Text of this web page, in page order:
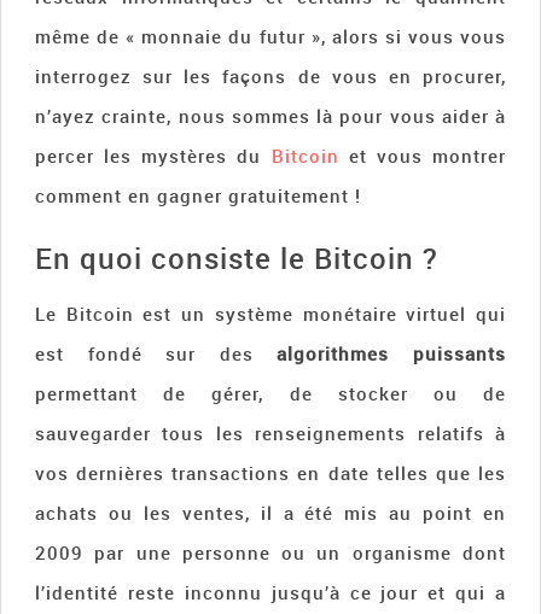
même de « monnaie du futur », alors si vous vous
interrogez sur les façons de vous en procurer,
n’ayez crainte, nous sommes là pour vous aider à
percer les mystères du Bitcoin et vous montrer
comment en gagner gratuitement !
En quoi consiste le Bitcoin ?
Le Bitcoin est un système monétaire virtuel qui
est fondé sur desalgorithmes puissants
permettant de gérer, de stocker ou de
sauvegarder tous les renseignements relatifs à
vos dernières transactions en date telles que les
achats ou les ventes, il a été mis au point en
2009 par une personne ou un organisme dont
l’identité reste inconnu jusqu’à ce jour et qui a